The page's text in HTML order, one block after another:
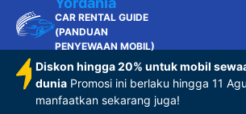
CAR RENTAL GUIDE
(PANDUAN
PENYEWAAN MOBIL)
Diskon hingga 20% untuk mobil
dunia Promosi ini berlaku hingga 11
manfaatkan sekarang juga!